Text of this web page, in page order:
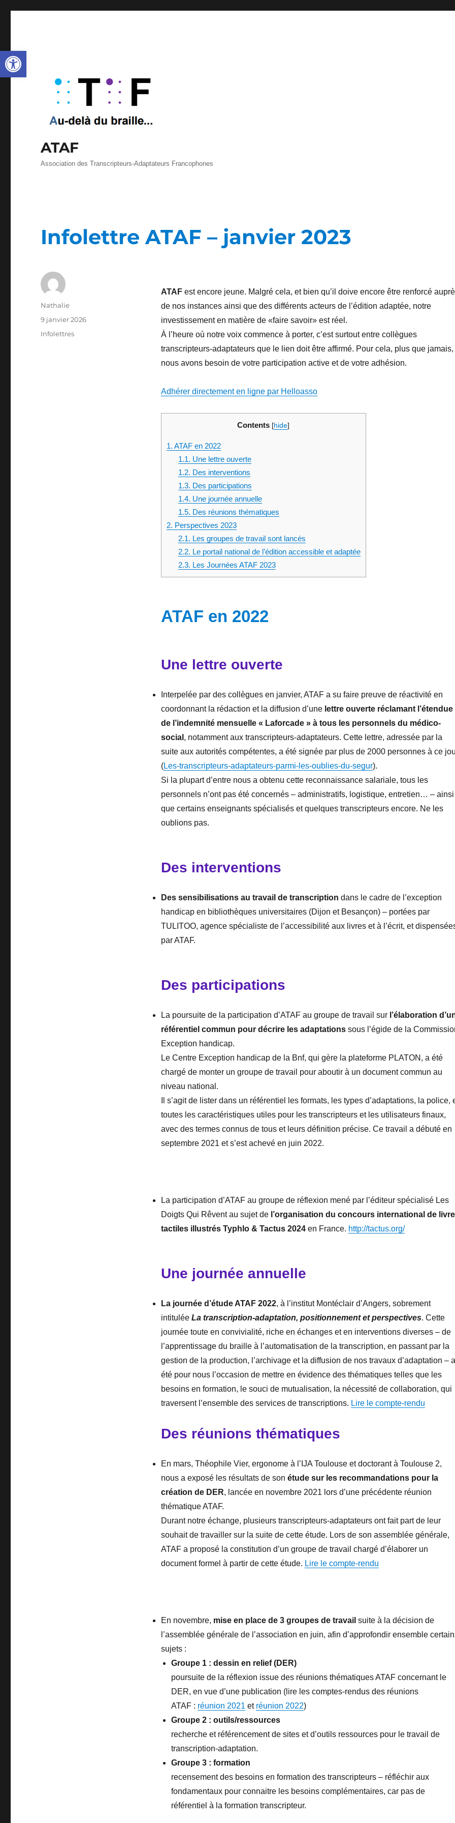
Ouvrir la barre d’outils
ATAF
Association des Transcripteurs-Adaptateurs Francophones
Infolettre ATAF – janvier 2023
ATAFest encore jeune. Malgré cela, et bien qu’il doive encore être renforcé
de nos instances ainsi que des différents acteurs de l’édition adaptée, notre
investissement en matière de «faire savoir» est réel.
À l’heure où notre voix commence à porter, c’est surtout entre collègues
transcripteurs-adaptateurs que le lien doit être affirmé. Pour cela, plus que jamais,
nous avons besoin de votre participation active et de votre adhésion.
Adhérer directement en ligne par Helloasso
Contents [hide]
1. ATAF en 2022
1.1. Une lettre ouverte
1.2. Des interventions
1.3. Des participations
1.4. Une journée annuelle
1.5. Des réunions thématiques
2. Perspectives 2023
2.1. Les groupes de travail sont lancés
2.2. Le portail national de l’édition accessible et adaptée
2.3. Les Journées ATAF 2023
ATAF en 2022
Une lettre ouverte
Interpelée par des collègues en janvier, ATAF a su faire preuve de réactivité en
coordonnant la rédaction et la diffusion d’unelettre ouverte réclamant l’étendue
de l’indemnité mensuelle « Laforcade » à tous les personnels du médico-
social , notamment aux transcripteurs-adaptateurs. Cette lettre, adressée par la
suite aux autorités compétentes, a été signée par plus de 2000 personnes à ce
(Les-transcripteurs-adaptateurs-parmi-les-oublies-du-segur).
Si la plupart d’entre nous a obtenu cette reconnaissance salariale, tous les
personnels n’ont pas été concernés – administratifs, logistique, entretien… – ainsi
que certains enseignants spécialisés et quelques transcripteurs encore. Ne les
oublions pas.
Des interventions
Des sensibilisations au travail de transcription dans le cadre de l’exception
handicap en bibliothèques universitaires (Dijon et Besançon) – portées par
TULITOO, agence spécialiste de l’accessibilité aux livres et à l’écrit, et
par ATAF.
Des participations
La poursuite de la participation d’ATAF au groupe de travail sur l’élaboration
référentiel commun pour décrire les adaptationssous l’égide de la
Exception handicap.
Le Centre Exception handicap de la Bnf, qui gère la plateforme PLATON, a été
chargé de monter un groupe de travail pour aboutir à un document commun au
niveau national.
Il s’agit de lister dans un référentiel les formats, les types d’adaptations, la police,
toutes les caractéristiques utiles pour les transcripteurs et les utilisateurs finaux,
avec des termes connus de tous et leurs définition précise. Ce travail a débuté en
septembre 2021 et s’est achevé en juin 2022.
La participation d’ATAF au groupe de réflexion mené par l’éditeur spécialisé Les
Doigts Qui Rêvent au sujet de l’organisation du concours international de
tactiles illustrés Typhlo & Tactus 2024en France. http://tactus.org/
Une journée annuelle
La journée d’étude ATAF 2022, à l’institut Montéclair d’Angers, sobrement
intitulée La transcription-adaptation, positionnement et perspectives. Cette
journée toute en convivialité, riche en échanges et en interventions diverses – de
l’apprentissage du braille à l’automatisation de la transcription, en passant par la
gestion de la production, l’archivage et la diffusion de nos travaux d’adaptation – a
été pour nous l’occasion de mettre en évidence des thématiques telles que les
besoins en formation, le souci de mutualisation, la nécessité de collaboration, qui
traversent l’ensemble des services de transcriptions. Lire le compte-rendu
Des réunions thématiques
En mars, Théophile Vier, ergonome à l’IJA Toulouse et doctorant à Toulouse 2,
nous a exposé les résultats de son étude sur les recommandations pour la
création de DER, lancée en novembre 2021 lors d’une précédente réunion
thématique ATAF.
Durant notre échange, plusieurs transcripteurs-adaptateurs ont fait part de leur
souhait de travailler sur la suite de cette étude. Lors de son assemblée générale,
ATAF a proposé la constitution d’un groupe de travail chargé d’élaborer un
document formel à partir de cette étude. Lire le compte-rendu
En novembre, mise en place de 3 groupes de travail suite à la décision de
l’assemblée générale de l’association en juin, afin d’approfondir ensemble
sujets :
Groupe 1 : dessin en relief (DER)
poursuite de la réflexion issue des réunions thématiques ATAF concernant le
DER, en vue d’une publication (lire les comptes-rendus des réunions
ATAF : réunion 2021 et réunion 2022)
Groupe 2 : outils/ressources
recherche et référencement de sites et d’outils ressources pour le travail de
transcription-adaptation.
Groupe 3 : formation
recensement des besoins en formation des transcripteurs – réfléchir aux
fondamentaux pour connaitre les besoins complémentaires, car pas de
référentiel à la formation transcripteur.
Auteur
Nathalie
Publié
9 janvier 2026
Catégories
Infolettres